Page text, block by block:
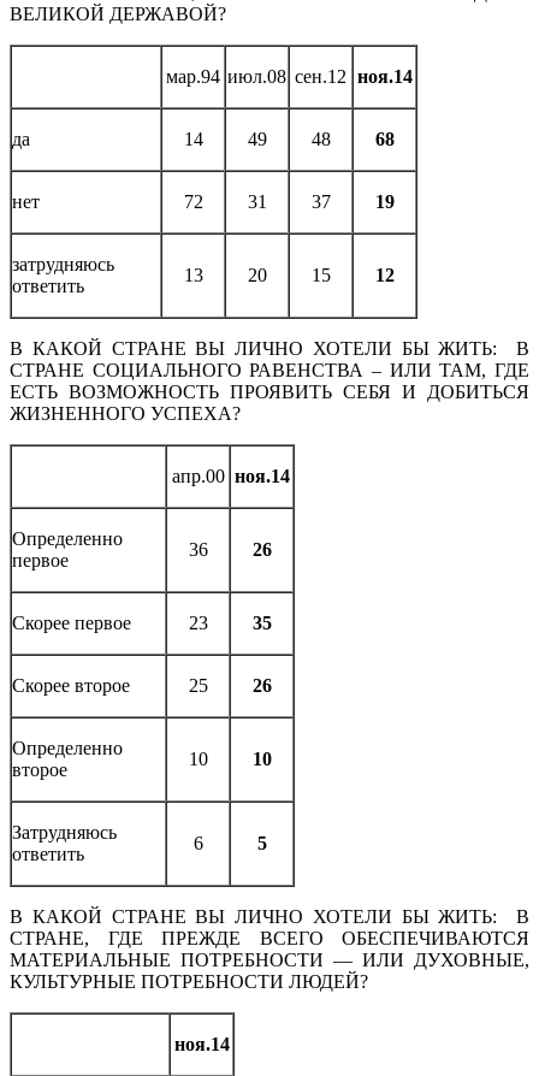
ВЕЛИКОЙ ДЕРЖАВОЙ?
мар.94 июл.08 сен.12 ноя.14
да 14 49 48 68
нет 72 31 37 19
затрудняюсь
ответить
13 20 15 12
В КАКОЙ СТРАНЕ ВЫ ЛИЧНО ХОТЕЛИ БЫ ЖИТЬ: В
СТРАНЕ СОЦИАЛЬНОГО РАВЕНСТВА – ИЛИ ТАМ, ГДЕ
ЕСТЬ ВОЗМОЖНОСТЬ ПРОЯВИТЬ СЕБЯ И ДОБИТЬСЯ
ЖИЗНЕННОГО УСПЕХА?
апр.00 ноя.14
Определенно
первое
36 26
Скорее первое 23 35
Скорее второе 25 26
Определенно
второе
10 10
Затрудняюсь
ответить
6 5
В КАКОЙ СТРАНЕ ВЫ ЛИЧНО ХОТЕЛИ БЫ ЖИТЬ: В
СТРАНЕ, ГДЕ ПРЕЖДЕ ВСЕГО ОБЕСПЕЧИВАЮТСЯ
МАТЕРИАЛЬНЫЕ ПОТРЕБНОСТИ — ИЛИ ДУХОВНЫЕ,
КУЛЬТУРНЫЕ ПОТРЕБНОСТИ ЛЮДЕЙ?
ноя.14